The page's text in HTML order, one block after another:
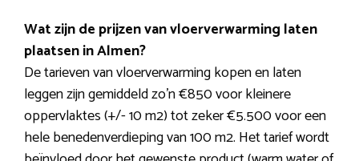
Wat zijn de prijzen van vloerverwarming laten
plaatsen in Almen?
De tarieven van vloerverwarming kopen en laten
leggen zijn gemiddeld zo’n €850 voor kleinere
oppervlaktes (+/- 10 m2) tot zeker €5.500 voor een
hele benedenverdieping van 100 m2. Het tarief wordt